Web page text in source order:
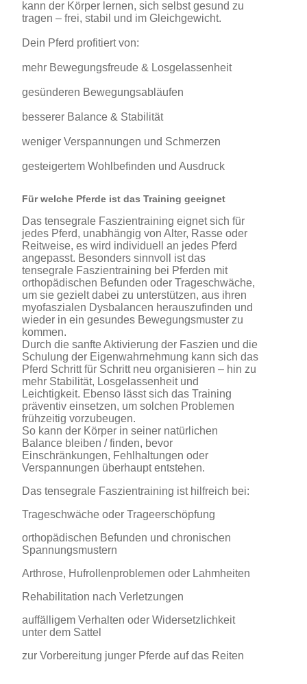
kann der Körper lernen, sich selbst gesund zu
tragen – frei, stabil und im Gleichgewicht.
Dein Pferd profitiert von:
mehr Bewegungsfreude & Losgelassenheit
gesünderen Bewegungsabläufen
besserer Balance & Stabilität
weniger Verspannungen und Schmerzen
gesteigertem Wohlbefinden und Ausdruck
Für welche Pferde ist das Training geeignet
Das tensegrale Faszientraining eignet sich für
jedes Pferd, unabhängig von Alter, Rasse oder
Reitweise, es wird individuell an jedes Pferd
angepasst. Besonders sinnvoll ist das
tensegrale Faszientraining bei Pferden mit
orthopädischen Befunden oder Trageschwäche,
um sie gezielt dabei zu unterstützen, aus ihren
myofaszialen Dysbalancen herauszufinden und
wieder in ein gesundes Bewegungsmuster zu
kommen.
Durch die sanfte Aktivierung der Faszien und die
Schulung der Eigenwahrnehmung kann sich das
Pferd Schritt für Schritt neu organisieren – hin zu
mehr Stabilität, Losgelassenheit und
Leichtigkeit. Ebenso lässt sich das Training
präventiv einsetzen, um solchen Problemen
frühzeitig vorzubeugen.
So kann der Körper in seiner natürlichen
Balance bleiben / finden, bevor
Einschränkungen, Fehlhaltungen oder
Verspannungen überhaupt entstehen.
Das tensegrale Faszientraining ist hilfreich bei:
Trageschwäche oder Trageerschöpfung
orthopädischen Befunden und chronischen
Spannungsmustern
Arthrose, Hufrollenproblemen oder Lahmheiten
Rehabilitation nach Verletzungen
auffälligem Verhalten oder Widersetzlichkeit
unter dem Sattel
zur Vorbereitung junger Pferde auf das Reiten